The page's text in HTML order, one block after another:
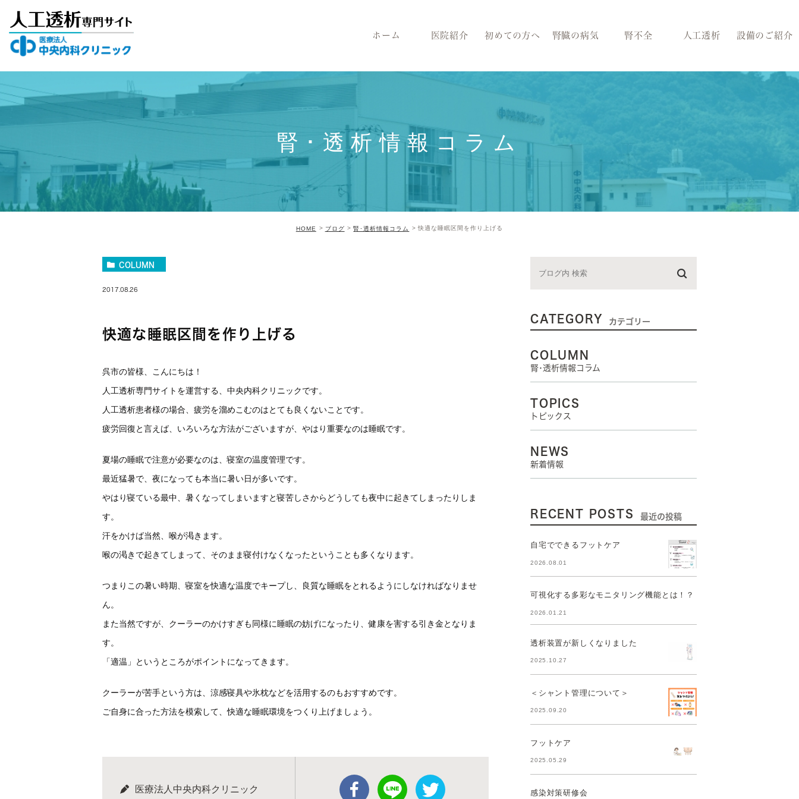
ホーム 医院紹介 初めての方へ 腎臓の病気 腎不全 人工透析 設備のご紹介
腎･透析情報コラム
HOME ブログ 腎･透析情報コラム 快適な睡眠区間を作り上げる
COLUMN
2017.08.26
快適な睡眠区間を作り上げる
呉市の皆様、こんにちは！
人工透析専門サイトを運営する、中央内科クリニックです。
人工透析患者様の場合、疲労を溜めこむのはとても良くないことです。
疲労回復と言えば、いろいろな方法がございますが、やはり重要なのは睡眠です。
夏場の睡眠で注意が必要なのは、寝室の温度管理です。
最近猛暑で、夜になっても本当に暑い日が多いです。
やはり寝ている最中、暑くなってしまいますと寝苦しさからどうしても夜中に起きてしまったりしま
す。
汗をかけば当然、喉が渇きます。
喉の渇きで起きてしまって、そのまま寝付けなくなったということも多くなります。
つまりこの暑い時期、寝室を快適な温度でキープし、良質な睡眠をとれるようにしなければなりませ
ん。
また当然ですが、クーラーのかけすぎも同様に睡眠の妨げになったり、健康を害する引き金となりま
す。
「適温」というところがポイントになってきます。
クーラーが苦手という方は、涼感寝具や氷枕などを活用するのもおすすめです。
ご自身に合った方法を模索して、快適な睡眠環境をつくり上げましょう。
医療法人中央内科クリニック
CATEGORY カテゴリー
COLUMN
腎･透析情報コラム
TOPICS
トピックス
NEWS
新着情報
RECENT POSTS 最近の投稿
自宅でできるフットケア
2026.08.01
可視化する多彩なモニタリング機能とは！？
2026.01.21
透析装置が新しくなりました
2025.10.27
＜シャント管理について＞
2025.09.20
フットケア
2025.05.29
感染対策研修会